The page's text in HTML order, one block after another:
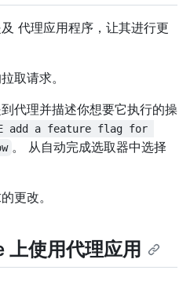
代理应用程序，让其进行更
取请求。
代理并描述你想要它执行的操
add a feature flag for
。 从自动完成选取器中选择
更改。
使用代理应用